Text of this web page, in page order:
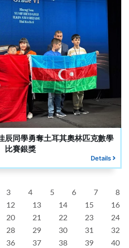
同學勇奪土耳其奧林匹克數學
比賽銀獎
Details
3 4 5 6 7
8
12 13 14 15
16
20 21 22 23
24
28 29 30 31
32
36 37 38 39 40